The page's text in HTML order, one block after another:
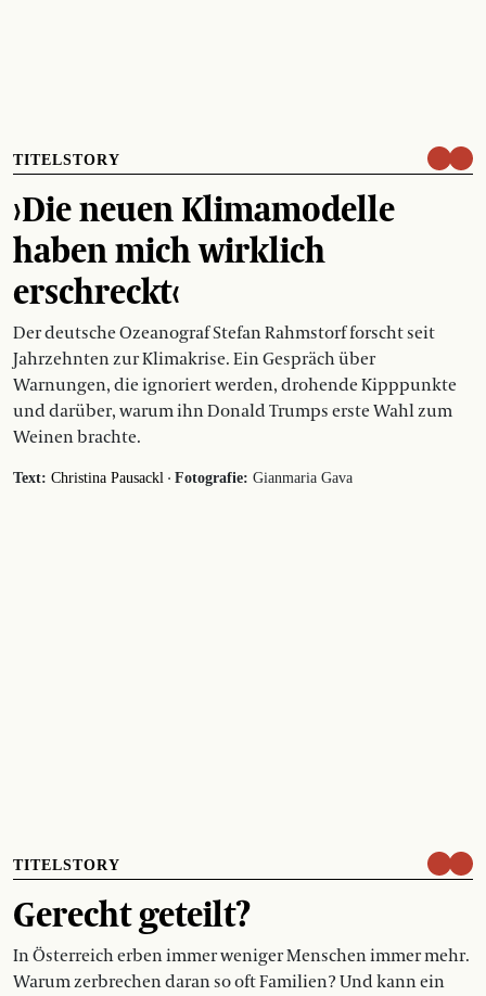
TITELSTORY
›Die neuen Klimamodelle
haben mich wirklich
erschreckt‹
Der deutsche Ozeanograf Stefan Rahmstorf forscht seit
Jahrzehnten zur Klimakrise. Ein Gespräch über
Warnungen, die ignoriert werden, drohende Kipppunkte
und darüber, warum ihn Donald Trumps erste Wahl zum
Weinen brachte.
Text: Christina Pausackl · Fotografie: Gianmaria Gava
TITELSTORY
Gerecht geteilt?
In Österreich erben immer weniger Menschen immer mehr.
Warum zerbrechen daran so oft Familien? Und kann ein